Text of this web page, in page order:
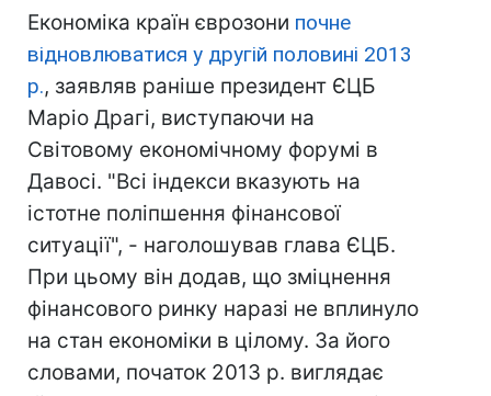
Економіка країн єврозони почне
відновлюватися у другій половині 2013
р., заявляв раніше президент ЄЦБ
Маріо Драгі, виступаючи на
Світовому економічному форумі в
Давосі. "Всі індекси вказують на
істотне поліпшення фінансової
ситуації", - наголошував глава ЄЦБ.
При цьому він додав, що зміцнення
фінансового ринку наразі не вплинуло
на стан економіки в цілому. За його
словами, початок 2013 р. виглядає